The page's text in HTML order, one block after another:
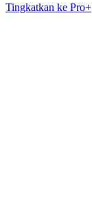
Tingkatkan ke Pro+